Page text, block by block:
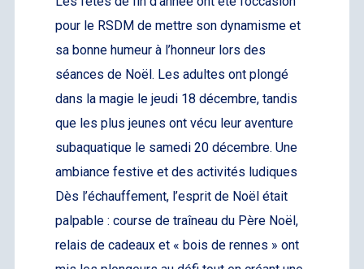
LOGIN
Username or email address*
Password*
pour le RSDM de mettre son dynamisme et
sa bonne humeur à l’honneur lors des
séances de Noël. Les adultes ont plongé
dans la magie le jeudi 18 décembre, tandis
que les plus jeunes ont vécu leur aventure
subaquatique le samedi 20 décembre. Une
ambiance festive et des activités ludiques
Dès l’échauffement, l’esprit de Noël était
palpable : course de traîneau du Père Noël,
relais de cadeaux et « bois de rennes » ont